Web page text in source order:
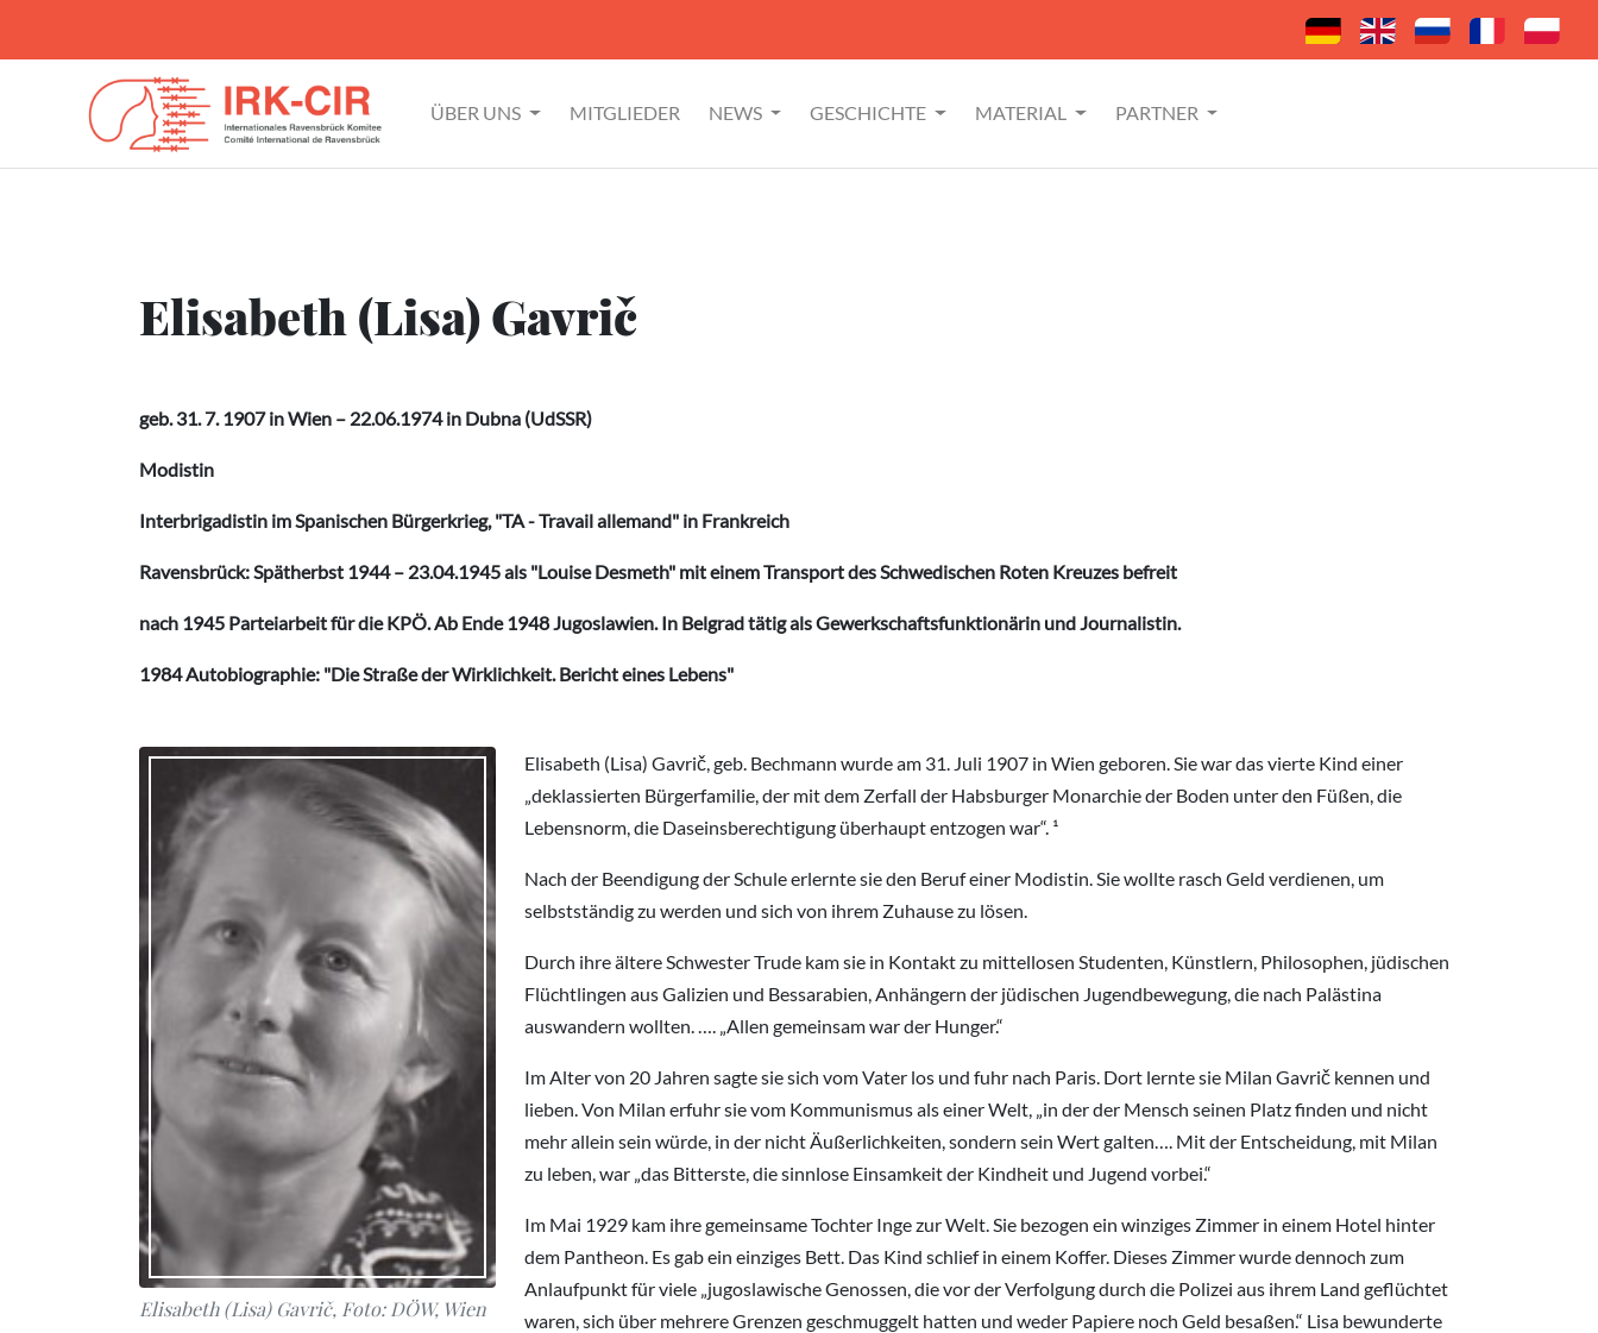
ÜBER UNS MITGLIEDER NEWS GESCHICHTE MATERIAL PARTNER
Elisabeth (Lisa) Gavrič
geb. 31. 7. 1907 in Wien – 22.06.1974 in Dubna (UdSSR)
Modistin
Interbrigadistin im Spanischen Bürgerkrieg, "TA - Travail allemand" in Frankreich
Ravensbrück: Spätherbst 1944 – 23.04.1945 als "Louise Desmeth" mit einem Transport des Schwedischen Roten Kreuzes befreit
nach 1945 Parteiarbeit für die KPÖ. Ab Ende 1948 Jugoslawien. In Belgrad tätig als Gewerkschaftsfunktionärin und Journalistin.
1984 Autobiographie: "Die Straße der Wirklichkeit. Bericht eines Lebens"
Elisabeth (Lisa) Gavrič, Foto: DÖW, Wien
Elisabeth (Lisa) Gavrič, geb. Bechmann wurde am 31. Juli 1907 in Wien geboren. Sie war das vierte Kind einer
„deklassierten Bürgerfamilie, der mit dem Zerfall der Habsburger Monarchie der Boden unter den Füßen, die
Lebensnorm, die Daseinsberechtigung überhaupt entzogen war“. ¹
Nach der Beendigung der Schule erlernte sie den Beruf einer Modistin. Sie wollte rasch Geld verdienen, um
selbstständig zu werden und sich von ihrem Zuhause zu lösen.
Durch ihre ältere Schwester Trude kam sie in Kontakt zu mittellosen Studenten, Künstlern, Philosophen, jüdischen
Flüchtlingen aus Galizien und Bessarabien, Anhängern der jüdischen Jugendbewegung, die nach Palästina
auswandern wollten. …. „Allen gemeinsam war der Hunger.“
Im Alter von 20 Jahren sagte sie sich vom Vater los und fuhr nach Paris. Dort lernte sie Milan Gavrič kennen und
lieben. Von Milan erfuhr sie vom Kommunismus als einer Welt, „in der der Mensch seinen Platz finden und nicht
mehr allein sein würde, in der nicht Äußerlichkeiten, sondern sein Wert galten…. Mit der Entscheidung, mit Milan
zu leben, war „das Bitterste, die sinnlose Einsamkeit der Kindheit und Jugend vorbei.“
Im Mai 1929 kam ihre gemeinsame Tochter Inge zur Welt. Sie bezogen ein winziges Zimmer in einem Hotel hinter
dem Pantheon. Es gab ein einziges Bett. Das Kind schlief in einem Koffer. Dieses Zimmer wurde dennoch zum
Anlaufpunkt für viele „jugoslawische Genossen, die vor der Verfolgung durch die Polizei aus ihrem Land geflüchtet
waren, sich über mehrere Grenzen geschmuggelt hatten und weder Papiere noch Geld besaßen.“ Lisa bewunderte